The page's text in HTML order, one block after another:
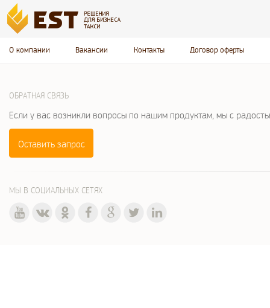
О компании Вакансии Контакты Договор оферты
ОБРАТНАЯ СВЯЗЬ
Если у вас возникли вопросы по нашим продуктам, мы с
Оставить запрос
МЫ В СОЦИАЛЬНЫХ СЕТЯХ